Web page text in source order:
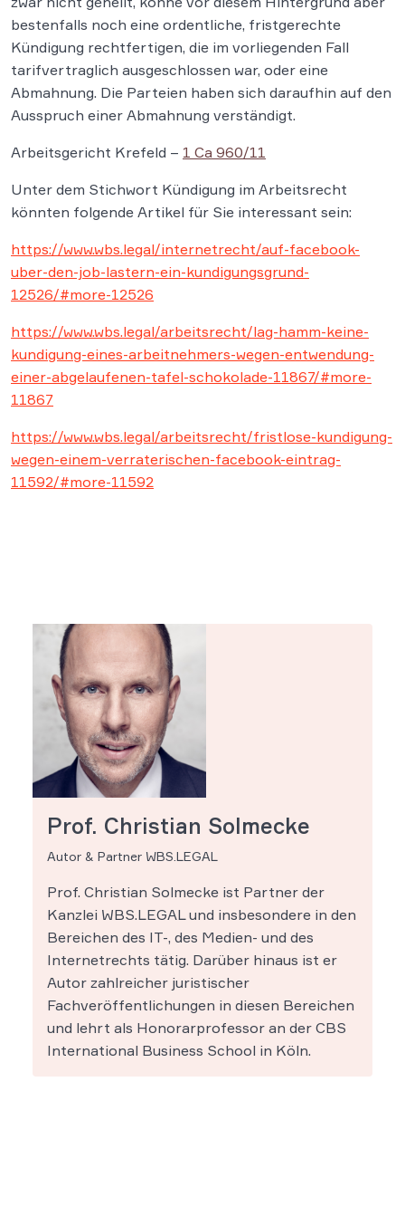
bestenfalls noch eine ordentliche, fristgerechte
Kündigung rechtfertigen, die im vorliegenden Fall
tarifvertraglich ausgeschlossen war, oder eine
Abmahnung. Die Parteien haben sich daraufhin auf den
Ausspruch einer Abmahnung verständigt.
Arbeitsgericht Krefeld – 1 Ca 960/11
Unter dem Stichwort Kündigung im Arbeitsrecht
könnten folgende Artikel für Sie interessant sein:
https://www.wbs.legal/internetrecht/auf-facebook-
uber-den-job-lastern-ein-kundigungsgrund-
12526/#more-12526
https://www.wbs.legal/arbeitsrecht/lag-hamm-keine-
kundigung-eines-arbeitnehmers-wegen-entwendung-
einer-abgelaufenen-tafel-schokolade-11867/#more-
11867
https://www.wbs.legal/arbeitsrecht/fristlose-kundigung-
wegen-einem-verraterischen-facebook-eintrag-
11592/#more-11592
Prof. Christian Solmecke
Autor & Partner WBS.LEGAL
Prof. Christian Solmecke ist Partner der
Kanzlei WBS.LEGAL und insbesondere in den
Bereichen des IT-, des Medien- und des
Internetrechts tätig. Darüber hinaus ist er
Autor zahlreicher juristischer
Fachveröffentlichungen in diesen Bereichen
und lehrt als Honorarprofessor an der CBS
International Business School in Köln.